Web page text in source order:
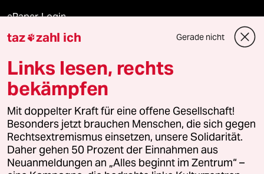
ePaper Login
Downloads für Abonnierende
© 2026 taz Verlags und Vertriebs GmbH
Alle Rechte vorbehalten. Bei rechtlichen Fragen oder für Genehmigungen
wenden Sie sich bitte an
lizenzen@taz.de
Feedback Redaktionsstatut Kommune-Richtlinien
taz zahl ich Gerade nicht
Links lesen, rechts
bekämpfen
Mit doppelter Kraft für eine offene Gesellschaft!
Besonders jetzt brauchen Menschen, die sich gegen
Rechtsextremismus einsetzen, unsere Solidarität.
Daher gehen 50 Prozent der Einnahmen aus
Neuanmeldungen an „Alles beginnt im Zentrum“ –